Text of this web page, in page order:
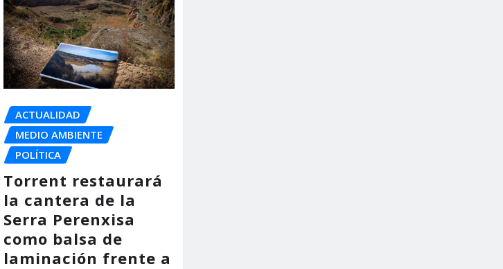
ACTUALIDAD
MEDIO AMBIENTE
POLÍTICA
Torrent restaurará
la cantera de la
Serra Perenxisa
como balsa de
laminación frente a